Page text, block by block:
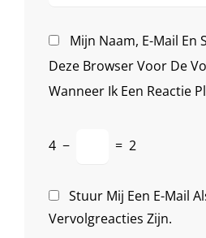
Mijn Naam, E-Mail En
Deze Browser Voor De
Wanneer Ik Een Reactie
4 − = 2
Stuur Mij Een E-Mail
Vervolgreacties Zijn.